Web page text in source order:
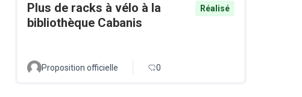
Plus de racks à vélo à la
bibliothèque Cabanis
Réalisé
Proposition officielle 0